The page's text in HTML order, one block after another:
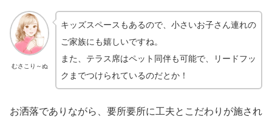
むさこり～ぬ
キッズスペースもあるので、小さいお子さん連れの
ご家族にも嬉しいですね。
また、テラス席はペット同伴も可能で、リードフッ
クまでつけられているのだとか！
お洒落でありながら、要所要所に工夫とこだわりが施され